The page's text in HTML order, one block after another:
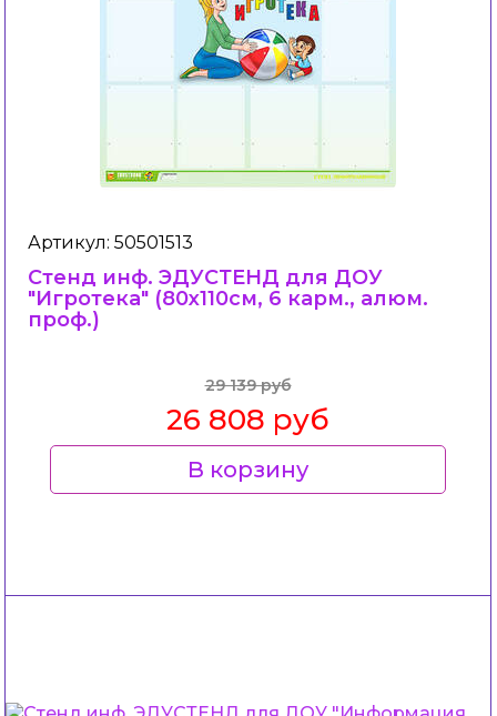
Артикул: 50501513
Стенд инф. ЭДУСТЕНД для ДОУ
"Игротека" (80х110см, 6 карм., алюм.
проф.)
29 139 руб
26 808 руб
В корзину